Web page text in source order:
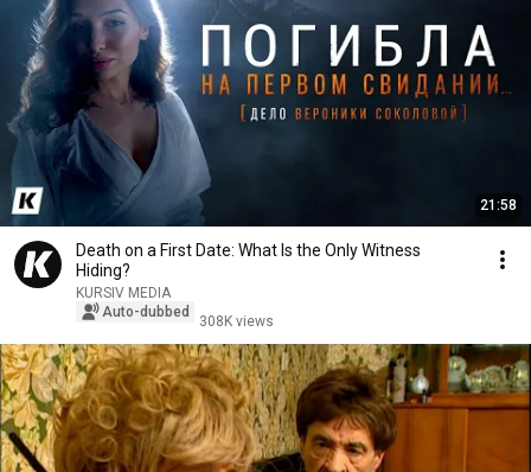
21:58
Death on a First Date: What Is the Only Witness
Hiding?
KURSIV MEDIA
Auto-dubbed
308K views